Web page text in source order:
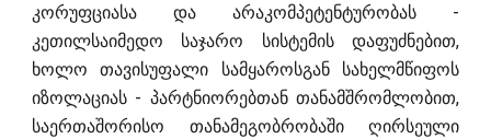
კორუფციასა და არაკომპეტენტურობას -
კეთილსაიმედო საჯარო სისტემის დაფუძნებით,
ხოლო თავისუფალი სამყაროსგან სახელმწიფოს
იზოლაციას - პარტნიორებთან თანამშრომლობით,
საერთაშორისო თანამეგობრობაში ღირსეული